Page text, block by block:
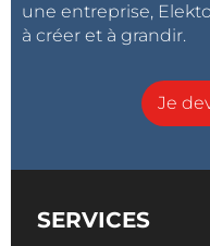
une entreprise,
à créer et à grandir.
Je
SERVICES